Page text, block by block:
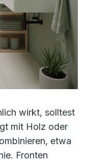
wirkt, solltest
mit Holz oder
etwa
Fronten